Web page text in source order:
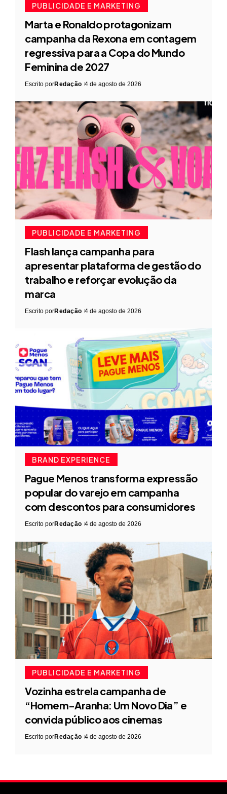
PUBLICIDADE E MARKETING
Marta e Ronaldo protagonizam
campanha da Rexona em contagem
regressiva para a Copa do Mundo
Feminina de 2027
Escrito porRedação 4 de agosto de 2026
PUBLICIDADE E MARKETING
Flash lança campanha para
apresentar plataforma de gestão do
trabalho e reforçar evolução da
marca
Escrito porRedação 4 de agosto de 2026
BRAND EXPERIENCE
Pague Menos transforma expressão
popular do varejo em campanha
com descontos para consumidores
Escrito porRedação 4 de agosto de 2026
PUBLICIDADE E MARKETING
Vozinha estrela campanha de
“Homem-Aranha: Um Novo Dia” e
convida público aos cinemas
Escrito porRedação 4 de agosto de 2026